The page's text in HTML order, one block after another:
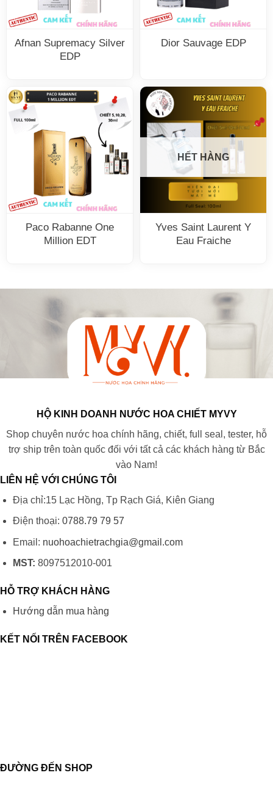
Afnan Supremacy Silver
EDP
Dior Sauvage EDP
Paco Rabanne One
Million EDT
HẾT HÀNG
Yves Saint Laurent Y
Eau Fraiche
HỘ KINH DOANH NƯỚC HOA CHIẾT MYVY
Shop chuyên nước hoa chính hãng, chiết, full seal, tester, hỗ
trợ ship trên toàn quốc đối với tất cả các khách hàng từ Bắc
vào Nam!
LIÊN HỆ VỚI CHÚNG TÔI
Địa chỉ:15 Lạc Hồng, Tp Rạch Giá, Kiên Giang
Điện thoại: 0788.79 79 57
Email: nuohoachietrachgia@gmail.com
MST: 8097512010-001
HỖ TRỢ KHÁCH HÀNG
Hướng dẫn mua hàng
KẾT NỐI TRÊN FACEBOOK
ĐƯỜNG ĐẾN SHOP